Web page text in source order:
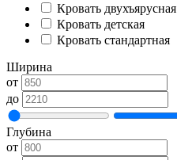
Кровать двухъярусная
Кровать детская
Кровать стандартная
Ширина
от
до
Глубина
от